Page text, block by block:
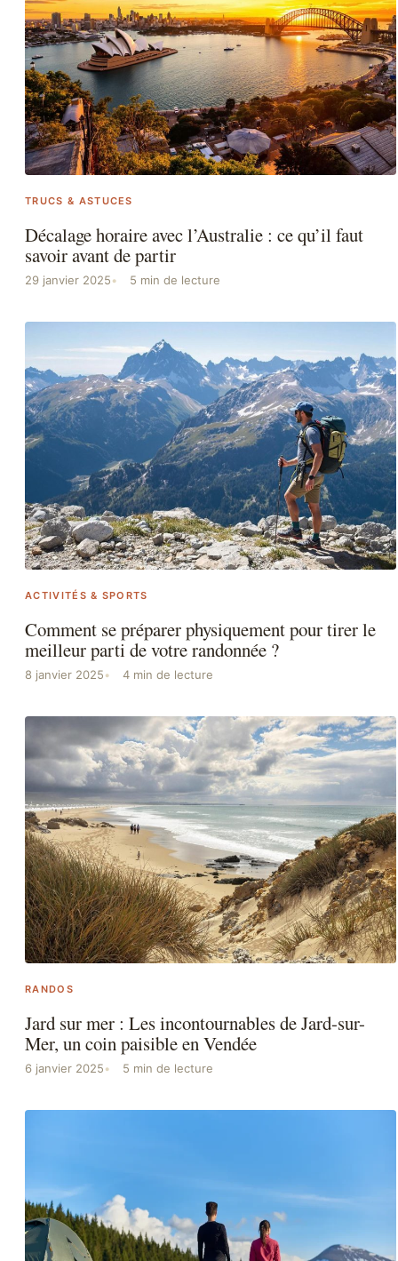
TRUCS & ASTUCES
Décalage horaire avec l’Australie : ce qu’il faut
savoir avant de partir
29 janvier 2025 5 min de lecture
ACTIVITÉS & SPORTS
Comment se préparer physiquement pour tirer le
meilleur parti de votre randonnée ?
8 janvier 2025 4 min de lecture
RANDOS
Jard sur mer : Les incontournables de Jard-sur-
Mer, un coin paisible en Vendée
6 janvier 2025 5 min de lecture